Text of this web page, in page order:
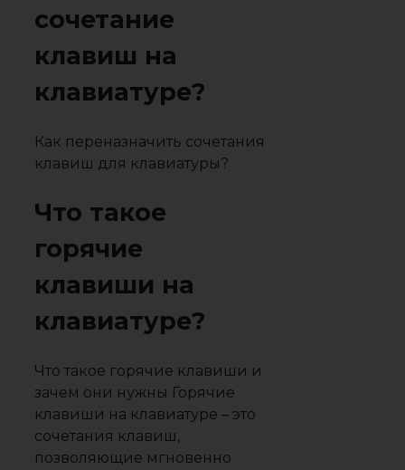
сочетание
клавиш на
клавиатуре?
Как переназначить сочетания
клавиш для клавиатуры?
Что такое
горячие
клавиши на
клавиатуре?
Что такое горячие клавиши и
зачем они нужны Горячие
клавиши на клавиатуре – это
сочетания клавиш,
позволяющие мгновенно